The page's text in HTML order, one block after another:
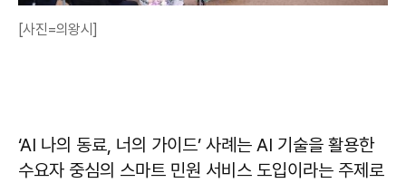
[사진=의왕시]
‘AI 나의 동료, 너의 가이드’ 사례는 AI 기술을 활용한
수요자 중심의 스마트 민원 서비스 도입이라는 주제로